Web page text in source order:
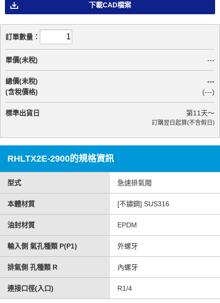
下載CAD檔案
訂單數量：
單價(未稅) ---
總價(未稅)
(含稅價格)
---
(---)
標準出貨日 第11 天～
訂購翌日起算(不含假日)
RHLTX2E-2900的規格資訊
型式 急速排氣閥
本體材質 [不鏽鋼] SUS316
油封材質 EPDM
輸入側 氣孔種類 P(P1) 外螺牙
排氣側 孔種類 R 內螺牙
連接口徑(入口) R1/4